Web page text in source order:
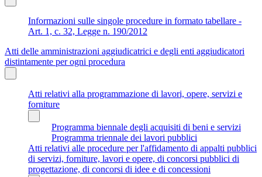
Informazioni sulle singole procedure in formato tabellare -
Art. 1, c. 32, Legge n. 190/2012
Atti delle amministrazioni aggiudicatrici e degli enti aggiudicatori
distintamente per ogni procedura
Atti relativi alla programmazione di lavori, opere, servizi e
forniture
Programma biennale degli acquisiti di beni e servizi
Programma triennale dei lavori pubblici
Atti relativi alle procedure per l'affidamento di appalti pubblici
di servizi, forniture, lavori e opere, di concorsi pubblici di
progettazione, di concorsi di idee e di concessioni